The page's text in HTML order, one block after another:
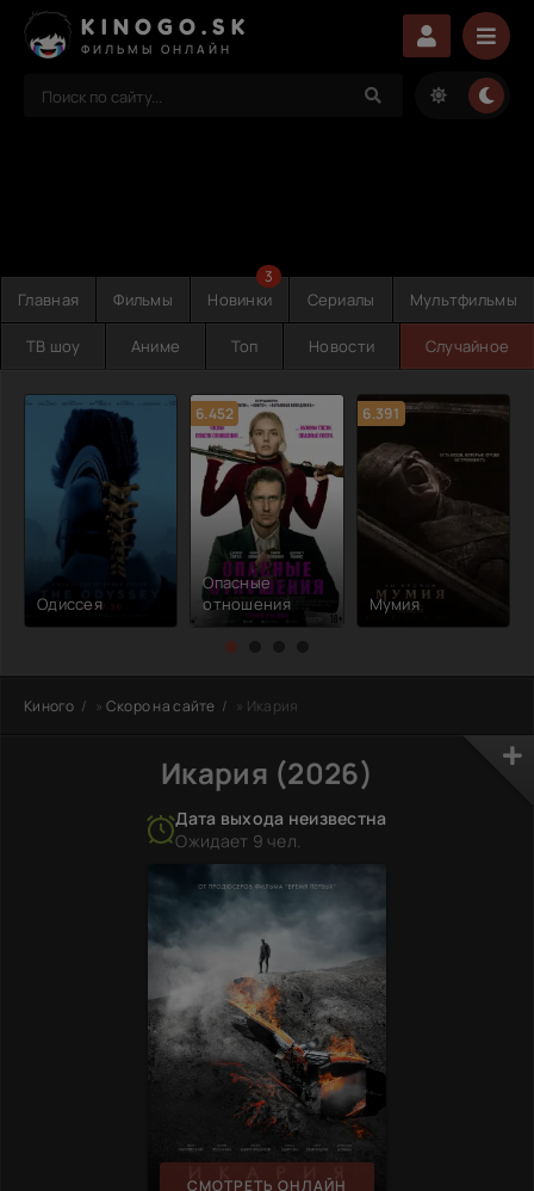
KINOGO.SK
ФИЛЬМЫ ОНЛАЙН
Главная Фильмы Новинки
3
Сериалы Мультфильмы
ТВ шоу Аниме Топ Новости Случайное
Одиссея
6.452
Опасные
отношения
6.391
Мумия
Киного » Скоро на сайте » Икария
Икария (2026)
Дата выхода неизвестна
Ожидает 9 чел.
СМОТРЕТЬ ОНЛАЙН